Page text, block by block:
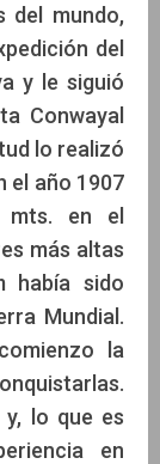
del mundo,
del
y le siguió
Conwayal
lo realizó
el año 1907
mts. en el
más altas
había sido
Mundial.
la
lo que es
en